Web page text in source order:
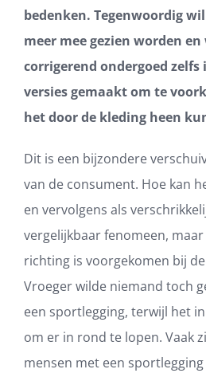
bedenken. Tegenwoordig
meer mee gezien worden
corrigerend ondergoed
versies gemaakt om te
het door de kleding heen
Dit is een bijzondere
van de consument. Hoe kan
en vervolgens als
vergelijkbaar fenomeen,
richting is voorgekomen bij
Vroeger wilde niemand toch
een sportlegging, terwijl het
om er in rond te lopen. Vaak
mensen met een